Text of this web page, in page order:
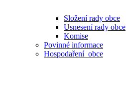
Složení rady obce
Usnesení rady obce
Komise
Povinné informace
Hospodaření obce